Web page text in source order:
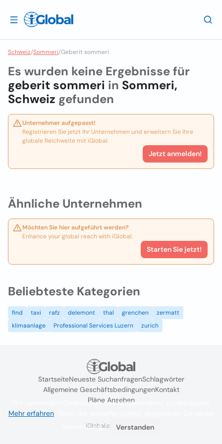
Schweiz/Sommeri/Geberit sommeri
Ähnliche Unternehmen
Möchten Sie hier aufgeführt werden?
Enhance your global reach with iGlobal.
Starten Sie jetzt!
Es wurden keine Ergebnisse für
geberit sommeri in Sommeri,
Schweiz gefunden
Unternehmer aufgepasst!
Registrieren Sie jetzt Ihr Unternehmen und erweitern Sie Ihre
globale Reichweite mit iGlobal.
Jetzt anmelden!
Beliebteste Kategorien
find taxi rafz delemont thal grenchen
zermatt
klimaanlage
Professional Services Luzern zurich
StartseiteNeueste SuchanfragenSchlagwörter
Allgemeine GeschäftsbedingungenKontakt
Pläne Ansehen
iGlobal.co @ 2024
Wir verwenden Cookies, um das Nutzererlebnis zu verbessern
Mehr erfahren
Verwendung.
Verstanden